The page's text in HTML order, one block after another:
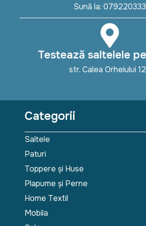
Sună la: 079220333
Testează saltelele
str. Calea Orheiului
Categorii
Saltele
Paturi
Toppere și Huse
Plapume și Perne
Home Textil
Mobila